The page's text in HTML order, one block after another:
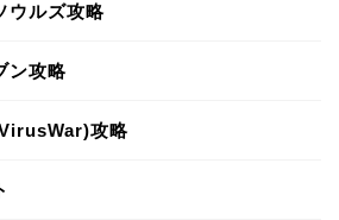
ウルズ攻略
ン攻略
攻略